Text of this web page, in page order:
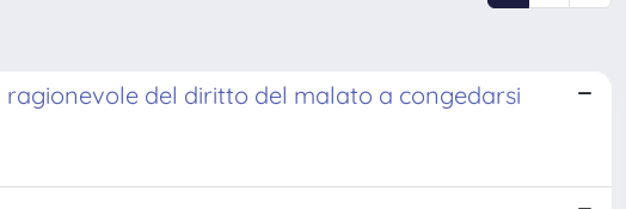
del diritto del malato a congedarsi